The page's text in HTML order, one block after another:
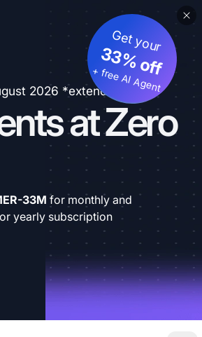
2026 *extended
at Zero
Get your
33% off
+ free AI Agent
33M for monthly and
yearly subscription